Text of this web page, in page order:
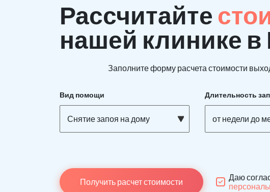
Рассчитайте
нашей клинике
Заполните форму расчета стоимости
Вид помощи
Снятие запоя на дому
Длительность
от недели до
Получить расчет стоимости
Даю